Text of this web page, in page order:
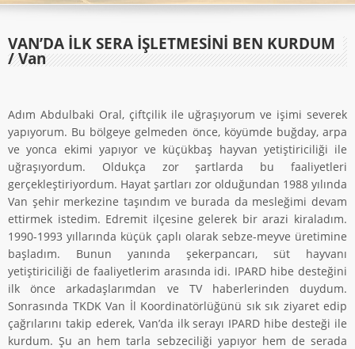
VAN’DA İLK SERA İŞLETMESINI BEN KURDUM
/ Van
Adım Abdulbaki Oral, çiftçilik ile uğraşıyorum ve işimi severek
yapıyorum. Bu bölgeye gelmeden önce, köyümde buğday, arpa
ve yonca ekimi yapıyor ve küçükbaş hayvan yetiştiriciliği ile
uğraşıyordum. Oldukça zor şartlarda bu faaliyetleri
gerçekleştiriyordum. Hayat şartları zor olduğundan 1988 yılında
Van şehir merkezine taşındım ve burada da mesleğimi devam
ettirmek istedim. Edremit ilçesine gelerek bir arazi kiraladım.
1990-1993 yıllarında küçük çaplı olarak sebze-meyve üretimine
başladım. Bunun yanında şekerpancarı, süt hayvanı
yetiştiriciliği de faaliyetlerim arasında idi. IPARD hibe desteğini
ilk önce arkadaşlarımdan ve TV haberlerinden duydum.
Sonrasında TKDK Van İl Koordinatörlüğünü sık sık ziyaret edip
çağrılarını takip ederek, Van’da ilk serayı IPARD hibe desteği ile
kurdum. Şu an hem tarla sebzeciliği yapıyor hem de serada